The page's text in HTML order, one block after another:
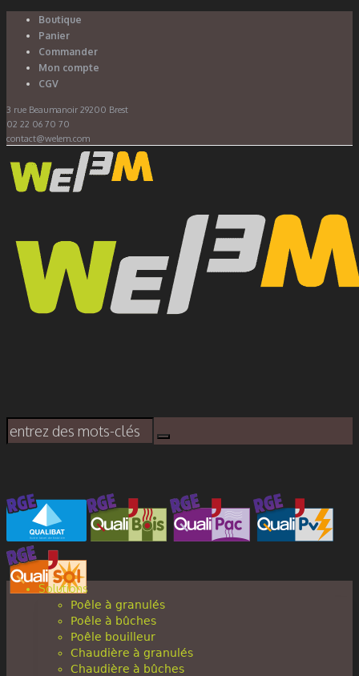
Boutique
Panier
Commander
Mon compte
CGV
3 rue Beaumanoir 29200 Brest
02 22 06 70 70
contact@welem.com
Solutions
Poêle à granulés
Poêle à bûches
Poêle bouilleur
Chaudière à granulés
Chaudière à bûches